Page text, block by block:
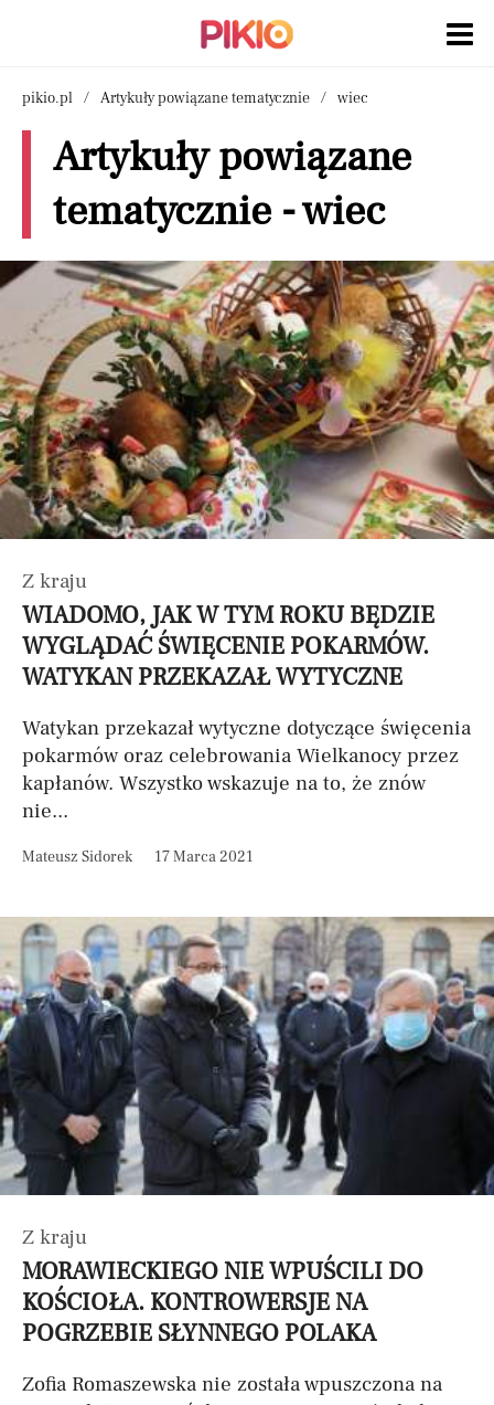
pikio.pl Artykuły powiązane tematycznie wiec
Artykuły powiązane
tematycznie - wiec
Z kraju
WIADOMO, JAK W TYM ROKU BĘDZIE
WYGLĄDAĆ ŚWIĘCENIE POKARMÓW.
WATYKAN PRZEKAZAŁ WYTYCZNE
Watykan przekazał wytyczne dotyczące święcenia
pokarmów oraz celebrowania Wielkanocy przez
kapłanów. Wszystko wskazuje na to, że znów
nie...
Mateusz Sidorek 17 Marca 2021
Z kraju
MORAWIECKIEGO NIE WPUŚCILI DO
KOŚCIOŁA. KONTROWERSJE NA
POGRZEBIE SŁYNNEGO POLAKA
Zofia Romaszewska nie została wpuszczona na